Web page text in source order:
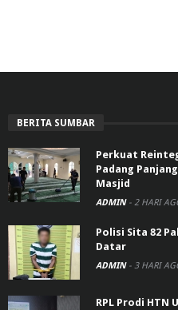
BERITA SUMBAR
Perkuat
Padang
Masjid
ADMIN - 2 HARI
Polisi Sita 82
Datar
ADMIN - 3 HARI
RPL Prodi HTN